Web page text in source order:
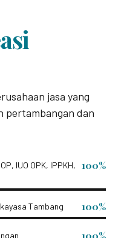
jasa yang
pertambangan dan
IUO OPK, IPPKH,
100%
Tambang 100%
100%